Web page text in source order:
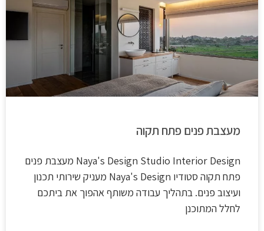
מעצבת פנים פתח תקוה
Naya's Design Studio​ Interior Design מעצבת פנים
פתח תקוה סטודיו Naya's Design מעניק שירותי תכנון
ועיצוב פנים. בתהליך עבודה משותף אהפוך את ביתכם
לחלל המתוכנן